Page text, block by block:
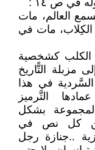
في ص ١٤ :
العالم، مات
مات في
الكلب كشخصية
مزبلة التًّاريخ
في هذا
التَّرميز
بشكل
من كل نص في
..جنازة رجل